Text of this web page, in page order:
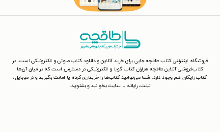
فروشگاه اینترنتی کتاب طاقچه جایی برای خرید آنلاین و دانلود کتاب صوتی و الکترونیکی است. در
کتاب‌فروشی آنلاین طاقچه هزاران کتاب گویا و الکترونیکی در دسترس است که در میان آن‌ها
کتاب رایگان هم وجود دارد. شما می‌توانید کتاب‌ها را خریداری کرده یا امانت بگیرید و در موبایل،
تبلت، رایانه یا سایت بخوانید و بشنوید.